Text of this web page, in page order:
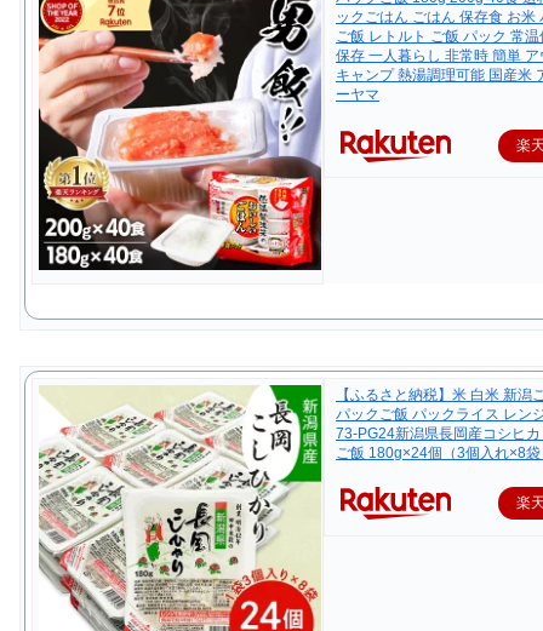
ックごはん ごはん 保存食 お米
ご飯 レトルト ご飯 パック 常
保存 一人暮らし 非常時 簡単
キャンプ 熱湯調理可能 国産米
ーヤマ
楽
【ふるさと納税】米 白米 新潟
パックご飯 パックライス レン
73-PG24新潟県長岡産コシヒ
ご飯 180g×24個（3個入れ×8袋
楽